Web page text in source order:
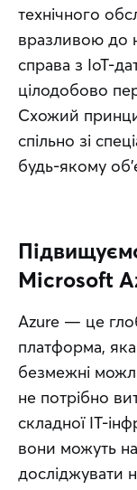
технічного
вразливою до
справа з IoT-
цілодобово
Схожий
спільно зі
будь-якому
Microsoft
Azure — це
платформа,
безмежні
не потрібно
складної IT-
вони можуть
досліджувати